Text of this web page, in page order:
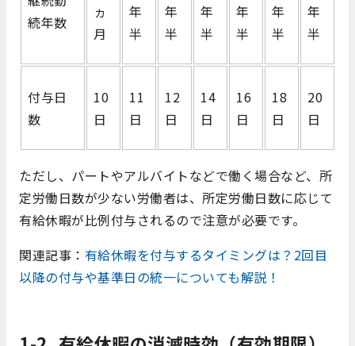
続年数
ヵ
月
年
半
年
半
年
半
年
半
年
半
年
半
付与日
数
10
日
11
日
12
日
14
日
16
日
18
日
20
日
ただし、パートやアルバイトなどで働く場合など、所
定労働日数が少ない労働者は、所定労働日数に応じて
有給休暇が比例付与されるので注意が必要です。
関連記事： 有給休暇を付与するタイミングは？2回目
以降の付与や基準日の統一についても解説！